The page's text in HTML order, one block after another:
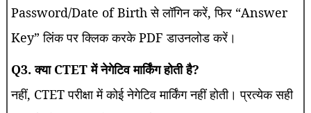
Password/Date of Birth से लॉगिन करें, फिर “Answer
Key” लिंक पर क्लिक करके PDF डाउनलोड करें।
Q3. क्या CTET में नेगेटिव मार्किंग होती है?
नहीं, CTET परीक्षा में कोई नेगेटिव मार्किंग नहीं होती। प्रत्येक सही